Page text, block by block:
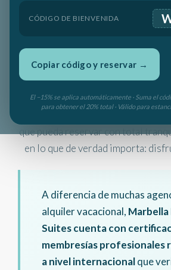
CÓDIGO DE BIENVENIDA
Copiar código y reservar →
El −15% se aplica automáticamente · Suma el
para obtener el 20% total · Válido para
Confían
en Marbella
Valoramos su confianza y su
Marbella Banús Suites ha
que pueda reservar con total
en lo que de verdad importa:
A diferencia de muchas
alquiler vacacional, Marbella
Suites cuenta con
membresías profesionales
a nivel internacionalque